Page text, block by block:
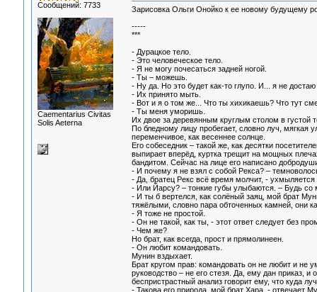
Сообщений: 7733
Сaementarius Civitas
Solis Aeterna
Зарисовка Ольги Онойко к ее новому будущему
-----
***
- Дурацкое тело.
- Это человеческое тело.
- Я не могу почесаться задней ногой.
- Ты – можешь.
- Ну да. Но это будет как-то глупо. И... я не
- Их принято мыть.
- Вот и я о том же... Что ты хихикаешь? Что тут
- Ты меня уморишь.
Их двое за деревянным круглым столом в густой
По бледному лицу пробегает, словно луч, мягкая
переменчивое, как весеннее солнце.
Его собеседник – такой же, как десятки
выпирает вперёд, куртка трещит на мощных
бандитом. Сейчас на лице его написано
- И почему я не взял с собой Рекса? –
- Да, братец Рекс всё время молчит, -
- Или Йарсу? – тонкие губы улыбаются. – Будь
- И ты б вертелся, как солёный заяц, мой брат
тяжёлыми, словно пара обточенных камней, они
- Я тоже не простой.
- Он не такой, как ты, - этот ответ следует без
- Чем же?
Но брат, как всегда, прост и прямолинеен.
- Он любит командовать.
Мунин вздыхает.
Брат кругом прав: командовать он не любит и не
руководство – не его стезя. Да, ему дан приказ,
беспристрастный анализ говорит ему, что куда
- Такова его природа, мой брат Хара, - отвечает